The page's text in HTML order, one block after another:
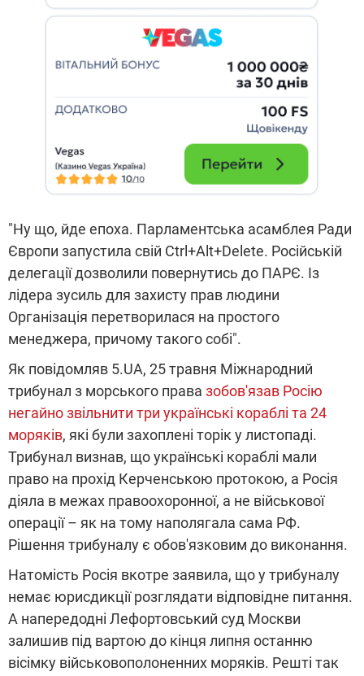
"Ну що, йде епоха. Парламентська асамблея Ради
Європи запустила свій Ctrl+Alt+Delete. Російській
делегації дозволили повернутись до ПАРЄ. Із
лідера зусиль для захисту прав людини
Організація перетворилася на простого
менеджера, причому такого собі".
Як повідомляв 5.UA, 25 травня Міжнародний
трибунал з морського права зобов'язав Росію
негайно звільнити три українські кораблі та 24
моряків, які були захоплені торік у листопаді.
Трибунал визнав, що українські кораблі мали
право на прохід Керченською протокою, а Росія
діяла в межах правоохоронної, а не військової
операції – як на тому наполягала сама РФ.
Рішення трибуналу є обов'язковим до виконання.
Натомість Росія вкотре заявила, що у трибуналу
немає юрисдикції розглядати відповідне питання.
А напередодні Лефортовський суд Москви
залишив під вартою до кінця липня останню
вісімку військовополоненних моряків. Решті так